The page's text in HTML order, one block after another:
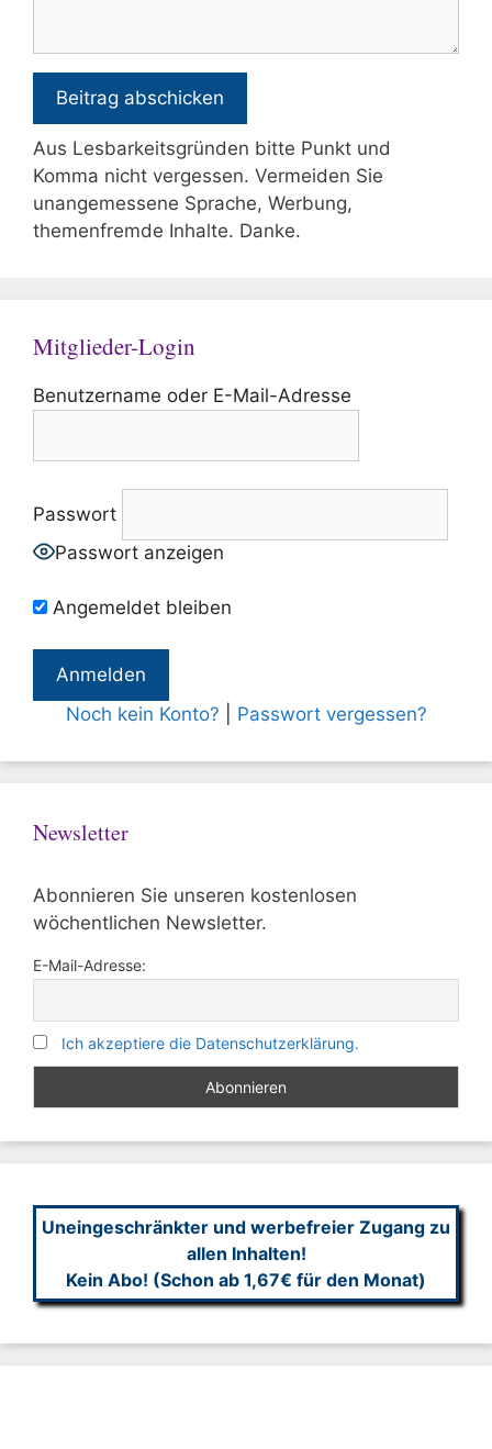
Aus Lesbarkeitsgründen bitte Punkt und
Komma nicht vergessen. Vermeiden Sie
unangemessene Sprache, Werbung,
themenfremde Inhalte. Danke.
Mitglieder-Login
Benutzername oder E-Mail-Adresse
Passwort
Passwort anzeigen
Angemeldet bleiben
Noch kein Konto? Passwort vergessen?
Newsletter
Abonnieren Sie unseren kostenlosen
wöchentlichen Newsletter.
E-Mail-Adresse:
Ich akzeptiere die Datenschutzerklärung.
Uneingeschränkter und werbefreier Zugang zu
allen Inhalten!
Kein Abo! (Schon ab 1,67€ für den Monat)